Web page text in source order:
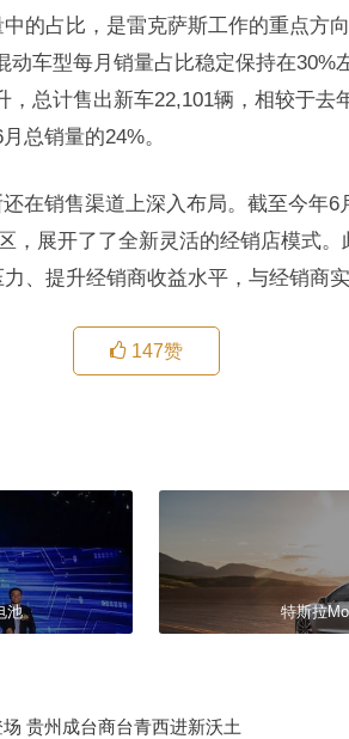
中的占比，是雷克萨斯工作的重点方
车型每月销量占比稳定保持在30%
，总计售出新车22,101辆，相较于去
总销量的24%。
在销售渠道上深入布局。截至今年6
，展开了了全新灵活的经销店模式
、提升经销商收益水平，与经销商实
147赞
池 特斯拉
贵州成台商台青西进新沃土